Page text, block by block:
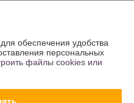
обеспечения удобства
персональных
файлы cookies или